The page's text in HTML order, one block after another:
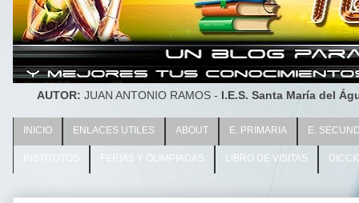
AUTOR: JUAN ANTONIO RAMOS - I.E.S. Santa María del
INICIO ENLACES UTILES ABOUT E. PRIMARIA E.
INSTITUTOS FERIAS Y OLIMPIADAS LIBRO DE VISITAS